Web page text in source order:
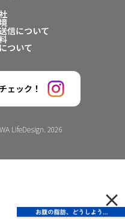
信について
ついて
ェック！
LifeDesign. 2026
×